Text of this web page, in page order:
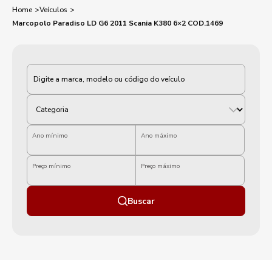
Home
Veículos
Marcopolo Paradiso LD G6 2011 Scania K380 6×2 COD.1469
Categoria
Ano mínimo Ano máximo
Preço mínimo Preço máximo
Buscar